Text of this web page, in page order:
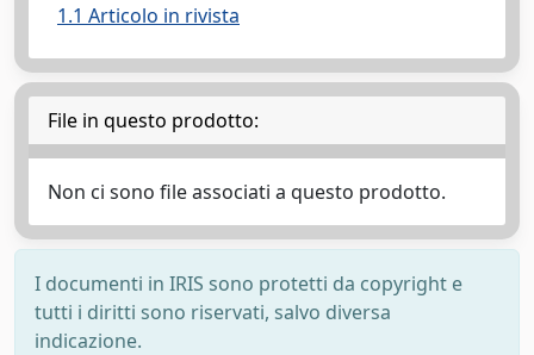
1.1 Articolo in rivista
File in questo prodotto:
Non ci sono file associati a questo prodotto.
I documenti in IRIS sono protetti da copyright e
tutti i diritti sono riservati, salvo diversa
indicazione.